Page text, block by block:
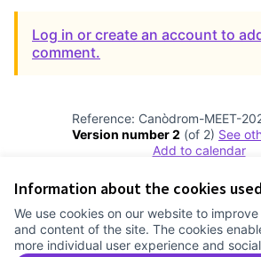
Information about the cookies
We use cookies on our website to
and content of the site. The cookies
more individual user experience and
Log in or create an account to
comment.
Reference: Canòdrom-MEET-
Version number 2 (of 2)
see
Add to calendar
Cookie settings
Comunitat Canòdrom at Facebook
(External link)
Comunitat Canòdrom at Instagram
(External link)
Comunitat Canòdrom at YouTube
(External link)
English
Triar la llenguaElegir el idiomaChoose